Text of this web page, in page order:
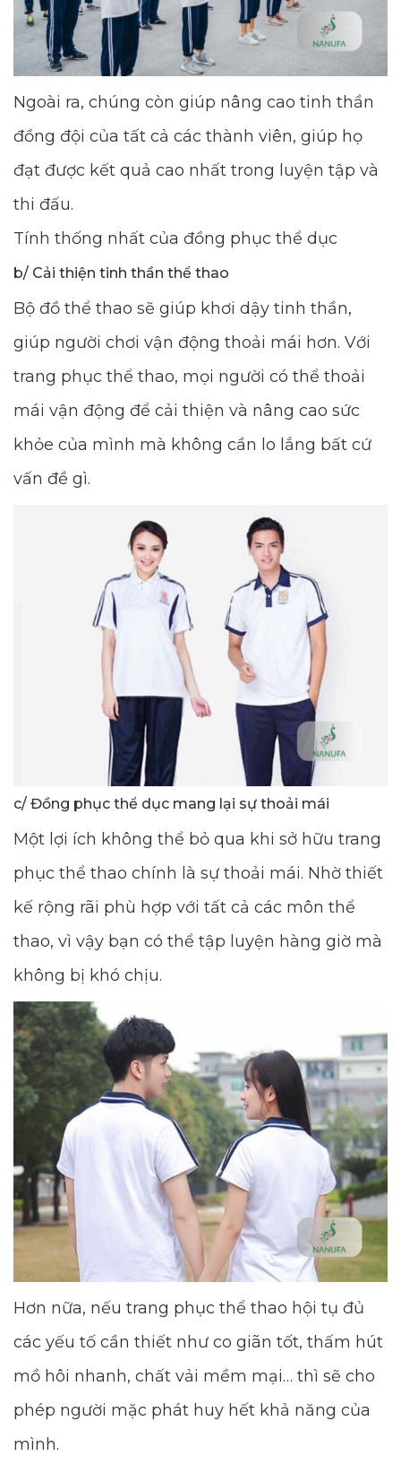
Ngoài ra, chúng còn giúp nâng cao tinh thần
đồng đội của tất cả các thành viên, giúp họ
đạt được kết quả cao nhất trong luyện tập và
thi đấu.
Tính thống nhất của đồng phục thể dục
b/ Cải thiện tinh thần thể thao
Bộ đồ thể thao sẽ giúp khơi dậy tinh thần,
giúp người chơi vận động thoải mái hơn. Với
trang phục thể thao, mọi người có thể thoải
mái vận động để cải thiện và nâng cao sức
khỏe của mình mà không cần lo lắng bất cứ
vấn đề gì.
c/ Đồng phục thể dục mang lại sự thoải mái
Một lợi ích không thể bỏ qua khi sở hữu trang
phục thể thao chính là sự thoải mái. Nhờ thiết
kế rộng rãi phù hợp với tất cả các môn thể
thao, vì vậy bạn có thể tập luyện hàng giờ mà
không bị khó chịu.
Hơn nữa, nếu trang phục thể thao hội tụ đủ
các yếu tố cần thiết như co giãn tốt, thấm hút
mồ hôi nhanh, chất vải mềm mại… thì sẽ cho
phép người mặc phát huy hết khả năng của
mình.